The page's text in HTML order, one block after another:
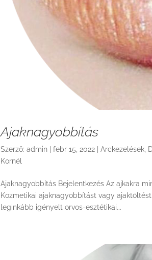
Ajaknagyobbítás
Szerző:admin |febr 15, 2022 |Arckezelések
Kornél
Ajaknagyobbítás Bejelentkezés Az ajkakra
Kozmetikai ajaknagyobbítást vagy
leginkább igényelt orvos-esztétikai...